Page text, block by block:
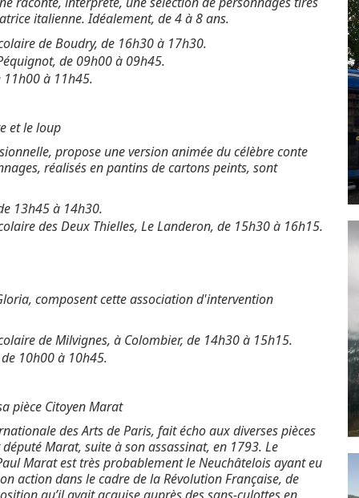
italienne. Idéalement, de 4 à 8 ans.
de Boudry, de 16h30 à 17h30.
de 09h00 à 09h45.
11h00 à 11h45.
et le loup
propose une version animée du célèbre conte
réalisés en pantins de cartons peints, sont
13h45 à 14h30.
des Deux Thielles, Le Landeron, de 15h30 à 16h15.
composent cette association d'intervention
de Milvignes, à Colombier, de 14h30 à 15h15.
10h00 à 10h45.
pièce Citoyen Marat
des Arts de Paris, fait écho aux diverses pièces
Marat, suite à son assassinat, en 1793. Le
Marat est très probablement le Neuchâtelois ayant eu
action dans le cadre de la Révolution Française, de